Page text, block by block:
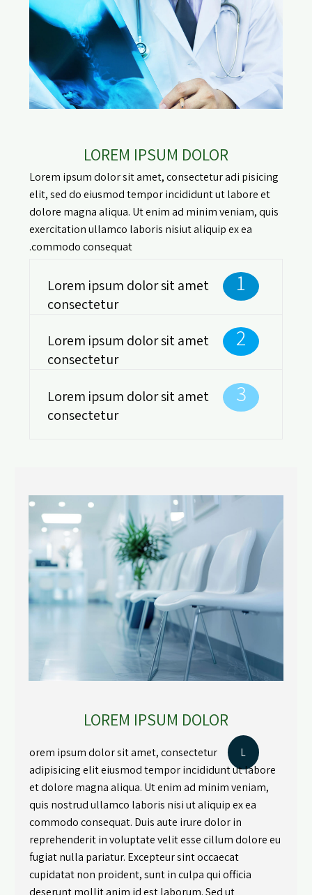
LOREM IPSUM DOLOR
Lorem ipsum dolor sit amet, consectetur adi pisicing
elit, sed do eiusmod tempor incididunt ut labore et
dolore magna aliqua. Ut enim ad minim veniam, quis
exercitation ullamco laboris nisiut aliquip ex ea
commodo consequat.
1
Lorem ipsum dolor sit amet
consectetur
2
Lorem ipsum dolor sit amet
consectetur
3
Lorem ipsum dolor sit amet
consectetur
LOREM IPSUM DOLOR
L
orem ipsum dolor sit amet, consectetur
adipisicing elit eiusmod tempor incididunt ut labore
et dolore magna aliqua. Ut enim ad minim veniam,
quis nostrud ullamco laboris nisi ut aliquip ex ea
commodo consequat. Duis aute irure dolor in
reprehenderit in voluptate velit esse cillum dolore eu
fugiat nulla pariatur. Excepteur sint occaecat
cupidatat non proident, sunt in culpa qui officia
deserunt mollit anim id est laborum. Sed ut